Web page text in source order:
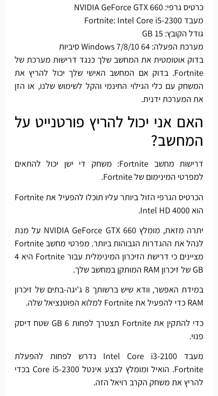
כרטיס גרפי: NVIDIA GeForce GTX 660
מעבד Fortnite: Intel Core i5-2300
גודל הקובץ: 15 GB
מערכת הפעלה: Windows 7/8/10 64 סיביות
בדוק אוטומטית את המחשב שלך כנגד דרישות מערכת של
Fortnite. בדוק אם המחשב האישי שלך יכול להריץ את
המשחק עם כלי הגילוי החינמי והקל לשימוש שלנו, או הזן
את המערכת ידנית.
האם אני יכול להריץ פורטנייט על
המחשב?
דרישות מחשב Fortnite: משחק די ישן יכול להתאים
למפרטי המינימום של Fortnite.
הכרטיס הגרפי הזול ביותר עליו תוכלו להפעיל את Fortnite
הוא Intel HD 4000.
יתרה מזאת, מומלץ NVIDIA GeForce GTX 660 על מנת
לנהל את ההגדרות הגבוהות ביותר. מפרטי מחשב Fortnite
מציינים כי דרישת הזיכרון המינימלית עבור Fortnite היא 4
GB של זיכרון RAM המותקן במחשב שלך.
במידת האפשר, וודא שיש ברשותך 8 ג'יגה-בתים של זיכרון
RAM כדי להפעיל את Fortnite למלוא הפוטנציאל שלה.
כדי להתקין את Fortnite תצטרך לפחות 6 GB שטח דיסק
פנוי.
מעבד Intel Core i3-2100 נדרש לפחות להפעלת
Fortnite. הואיל ומומלץ לבצע אינטל Core i5-2300 בכדי
להריץ את משחק הקרב רויאל הזה.